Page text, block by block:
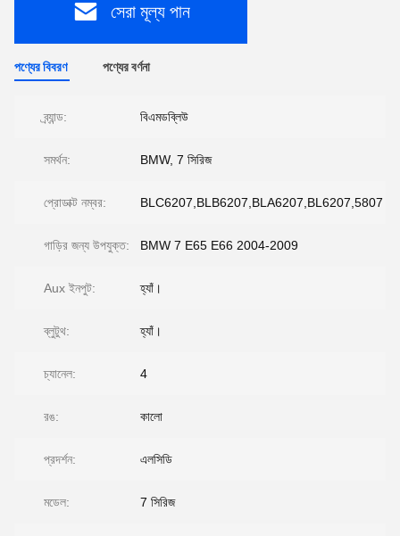
সেরা মূল্য পান
পণ্যের বিবরণ পণ্যের বর্ণনা
ব্র্যান্ড: বিএমডব্লিউ
সমর্থন: BMW, 7 সিরিজ
প্রোডাক্ট নম্বর: BLC6207,BLB6207,BLA6207,BL6207,5807
গাড়ির জন্য উপযুক্ত: BMW 7 E65 E66 2004-2009
Aux ইনপুট: হ্যাঁ।
ব্লুটুথ: হ্যাঁ।
চ্যানেল: 4
রঙ: কালো
প্রদর্শন: এলসিডি
মডেল: 7 সিরিজ